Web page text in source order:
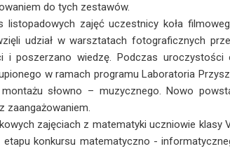
do tych zestawów.
zajęć uczestnicy koła
udział w warsztatach fotograficznych
i poszerzano wiedzę. Podczas uroczystości
w ramach programu Laboratoria
słowno – muzycznego. Nowo
zaangażowaniem.
zajęciach z matematyki uczniowie klasy
etapu konkursu matematyczno -